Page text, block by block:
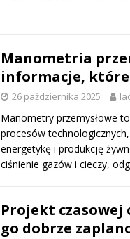
Manometria
informacje, które
26 października 2025
Manometry przemysłowe
procesów
energetykę i produkcję
ciśnienie gazów i cieczy,
Projekt
go dobrze